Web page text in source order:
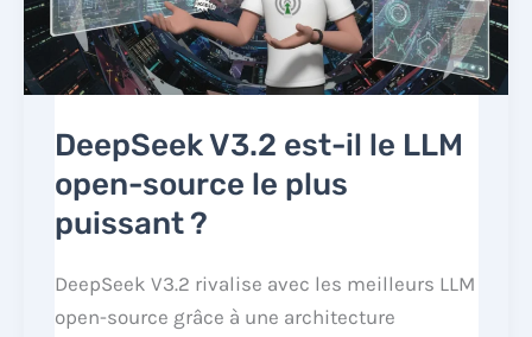
DeepSeek V3.2 est-il le LLM
open-source le plus
puissant ?
DeepSeek V3.2 rivalise avec les meilleurs LLM
open-source grâce à une architecture